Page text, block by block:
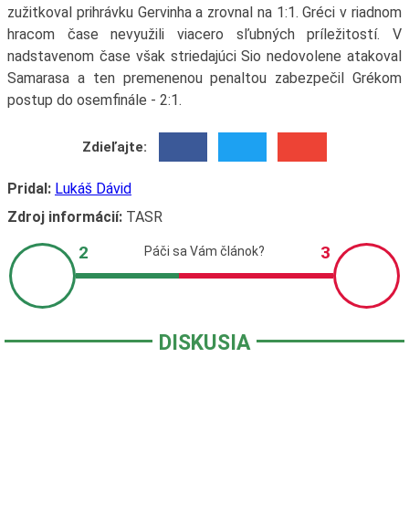
zužitkoval prihrávku Gervinha a zrovnal na 1:1. Gréci v riadnom
hracom čase nevyužili viacero sľubných príležitostí. V
nadstavenom čase však striedajúci Sio nedovolene atakoval
Samarasa a ten premenenou penaltou zabezpečil Grékom
postup do osemfinále - 2:1.
Zdieľajte:
Pridal: Lukáš Dávid
Zdroj informácií:TASR
DISKUSIA